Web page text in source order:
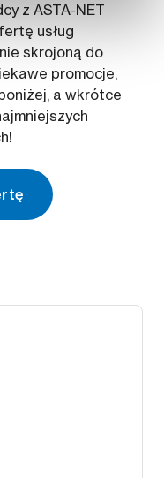
z ASTA-NET
usług
skrojoną do
promocje,
a wkrótce